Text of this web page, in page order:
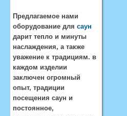
Предлагаемое нами
оборудование для саун
дарит тепло и минуты
наслаждения, а также
уважение к традициям. в
каждом изделии
заключен огромный
опыт, традиции
посещения саун и
постоянное,